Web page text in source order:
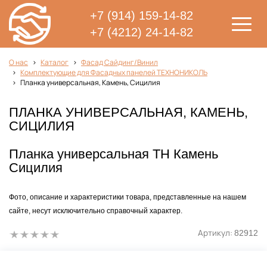
+7 (914) 159-14-82
+7 (4212) 24-14-82
О нас Каталог
Фасад Сайдинг/Винил
Комплектующие для Фасадных панелей ТЕХНОНИКОЛЬ
Планка универсальная, Камень, Сицилия
ПЛАНКА УНИВЕРСАЛЬНАЯ, КАМЕНЬ,
СИЦИЛИЯ
Планка универсальная ТН Камень
Сицилия
Фото, описание и характеристики товара, представленные на нашем
сайте, несут исключительно справочный характер.
Артикул: 82912